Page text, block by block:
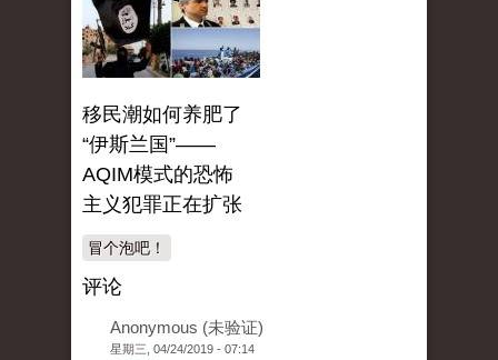
移民潮如何养肥了
“伊斯兰国”——
AQIM模式的恐怖
主义犯罪正在扩张
冒个泡吧！
评论
Anonymous (未验证)
星期三, 04/24/2019 - 07:14